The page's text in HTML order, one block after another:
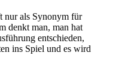
nur als Synonym für
denkt man, man hat
entschieden,
ins Spiel und es wird